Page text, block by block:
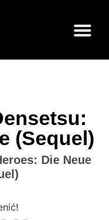
(Sequel)
Die Neue